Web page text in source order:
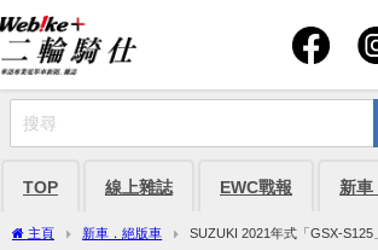
TOP 線上雜誌 EWC戰報 新車
主頁 新車．絕版車 SUZUKI 2021年式「GSX-S125